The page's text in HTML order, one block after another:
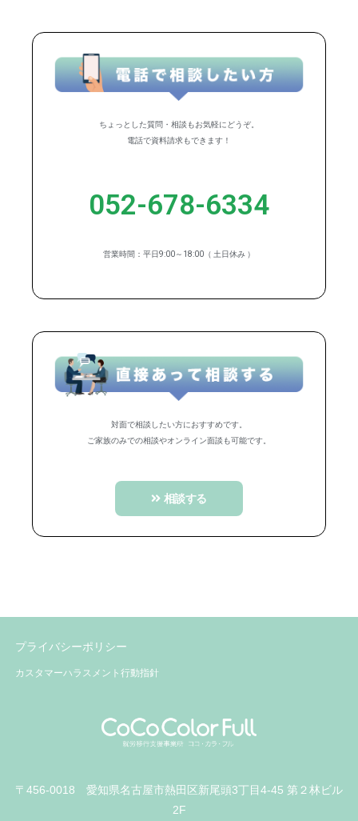
ちょっとした質問・相談もお気軽にどうぞ。
電話で資料請求もできます！
052-678-6334
営業時間：平日9:00～18:00（ 土日休み ）
対面で相談したい方におすすめです。
ご家族のみでの相談やオンライン面談も可能です。
相談する
プライバシーポリシー
カスタマーハラスメント行動指針
〒456-0018 愛知県名古屋市熱田区新尾頭3丁目4-45 第２林ビル
2F